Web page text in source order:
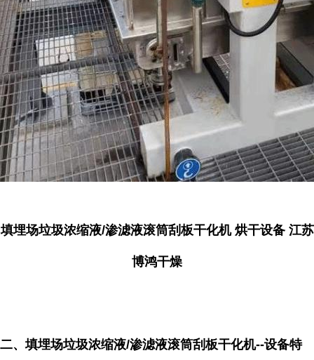
填埋场垃圾浓缩液/渗滤液滚筒刮板干化机 烘干设备 江苏
博鸿干燥
二、填埋场垃圾浓缩液/渗滤液滚筒刮板干化机--设备特